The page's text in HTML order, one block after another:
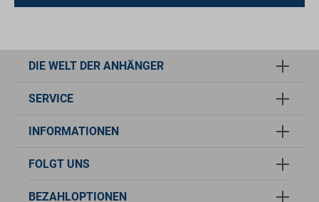
DIE WELT DER ANHÄNGER
SERVICE
INFORMATIONEN
FOLGT UNS
BEZAHLOPTIONEN